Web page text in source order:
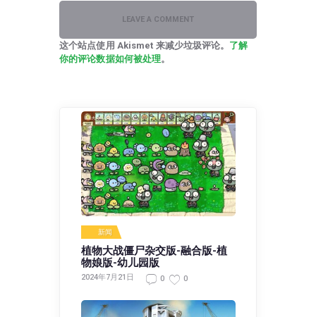
这个站点使用 Akismet 来减少垃圾评论。 了解
你的评论数据如何被处理。
新闻
植物大战僵尸杂交版-融合版-植
物娘版-幼儿园版
2024年7月21日 0 0